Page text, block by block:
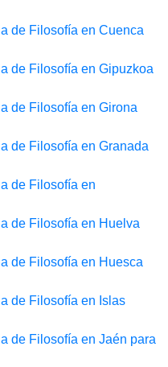
de Filosofía en Cuenca
de Filosofía en Gipuzkoa
de Filosofía en Girona
de Filosofía en Granada
de Filosofía en
de Filosofía en Huelva
de Filosofía en Huesca
de Filosofía en Islas
de Filosofía en Jaén para